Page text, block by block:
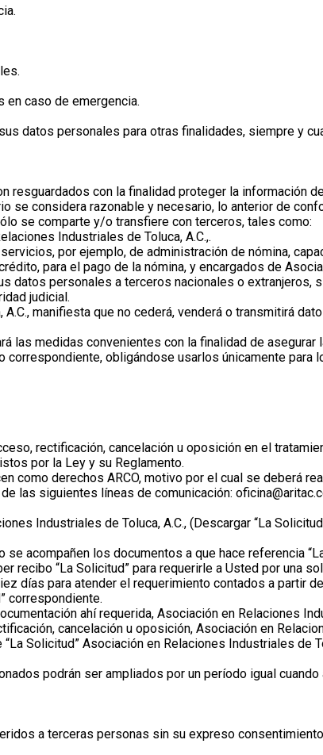
caso de emergencia.
datos personales para otras finalidades, siempre y
con la finalidad proteger la información
se considera razonable y necesario, lo anterior de
se comparte y/o transfiere con terceros, tales como:
Industriales de Toluca, A.C.,.
por ejemplo, de administración de nómina,
para el pago de la nómina, y encargados de
datos personales a terceros nacionales o
judicial.
manifiesta que no cederá, venderá o transmitirá
las medidas convenientes con la finalidad de
obligándose usarlos únicamente
rectificación, cancelación u oposición en el
por la Ley y su Reglamento.
como derechos ARCO, motivo por el cual se deberá
las siguientes líneas de comunicación:
Industriales de Toluca, A.C., (Descargar “La
acompañen los documentos a que hace referencia
recibo “La Solicitud” para requerirle a Usted por una
días para atender el requerimiento contados a partir
correspondiente.
ahí requerida, Asociación en Relaciones
cancelación u oposición, Asociación en
Solicitud” Asociación en Relaciones Industriales de
podrán ser ampliados por un período igual
a terceras personas sin su expreso